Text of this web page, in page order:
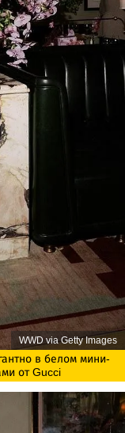
WWD via Getty Images
в белом мини-
от Gucci